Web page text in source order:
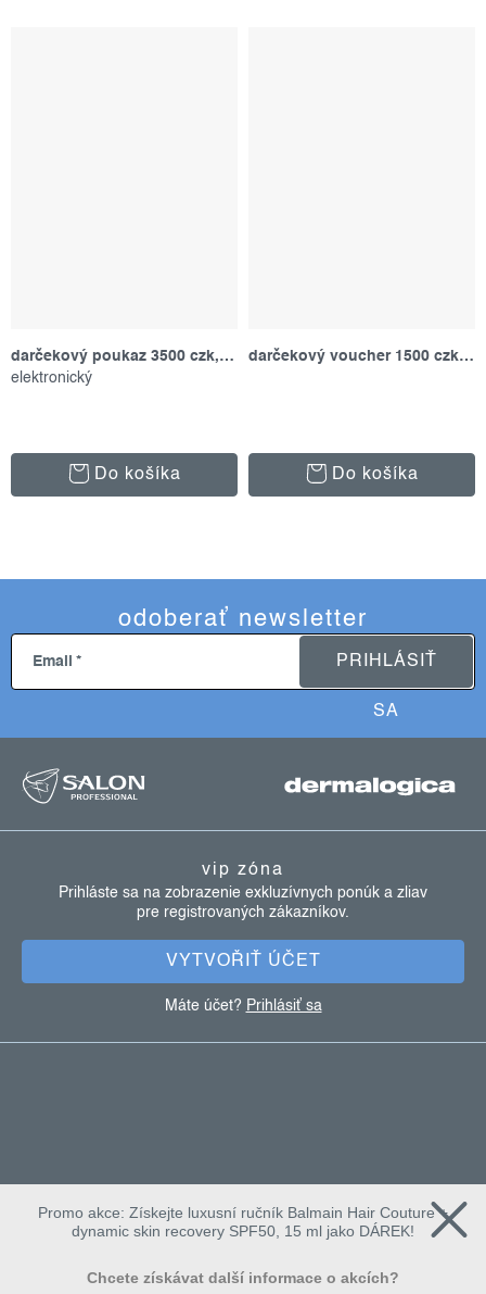
darčekový poukaz 3500 czk, s platnosťou 12 mesiacov
elektronický
Do košíka
darčekový voucher 1500 czk, platné 12 mesiacov
Do košíka
odoberať newsletter
Email PRIHLÁSIŤ
SA
vip zóna
Prihláste sa na zobrazenie exkluzívnych ponúk a zliav
pre registrovaných zákazníkov.
VYTVOŘIŤ ÚČET
Máte účet? Prihlásiť sa
Promo akce: Získejte luxusní ručník Balmain Hair Couture +
dynamic skin recovery SPF50, 15 ml jako DÁREK!
Chcete získávat další informace o akcích?